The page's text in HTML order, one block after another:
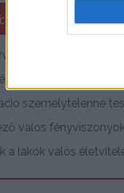
világítás
a bútorválasztásnál
személytelenné
valós
a lakók valós